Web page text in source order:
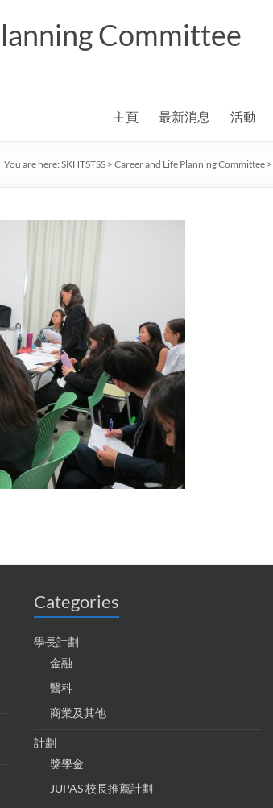
Committee
主頁 最新消息 活動
You are here: SKHTSTSS > Career and Life Planning Committee >
Categories
學長計劃
金融
醫科
商業及其他
計劃
獎學金
JUPAS 校長推薦計劃